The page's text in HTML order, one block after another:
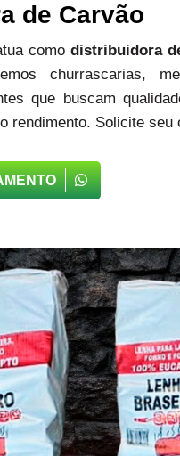
de Carvão
comodistribuidora
churrascarias,
que buscam
rendimento. Solicite seu